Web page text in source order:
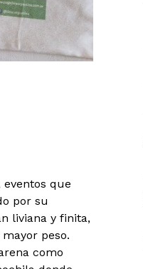
que
por su
liviana y finita,
peso.
como